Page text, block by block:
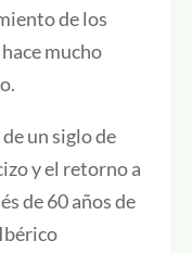
de los
mucho
un siglo de
y el retorno a
de 60 años de